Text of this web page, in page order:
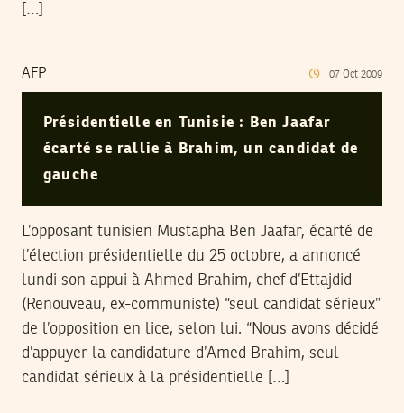
[…]
AFP 07 Oct 2009
Présidentielle en Tunisie : Ben Jaafar
écarté se rallie à Brahim, un candidat de
gauche
L’opposant tunisien Mustapha Ben Jaafar, écarté de
l’élection présidentielle du 25 octobre, a annoncé
lundi son appui à Ahmed Brahim, chef d’Ettajdid
(Renouveau, ex-communiste) “seul candidat sérieux”
de l’opposition en lice, selon lui. “Nous avons décidé
d’appuyer la candidature d’Amed Brahim, seul
candidat sérieux à la présidentielle […]